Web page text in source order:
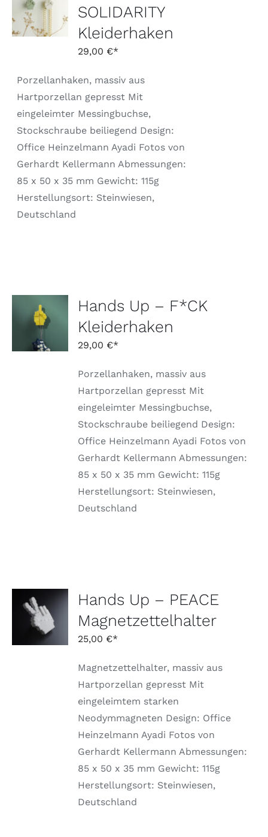
WÄHLEN
DIESES
PRODUKT
WEIST
MEHRERE
DIE
OPTIONEN
KÖNNEN
AUF
DER
PRODUKTSEITE
GEWÄHLT
WERDEN
DETAILS
SOLIDARITY
Kleiderhaken
29,00 €
Porzellanhaken, massiv aus
Hartporzellan gepresst Mit
eingeleimter Messingbuchse,
Stockschraube beiliegend Design:
Office Heinzelmann Ayadi Fotos von
Gerhardt Kellermann Abmessungen:
85 x 50 x 35 mm Gewicht: 115g
Herstellungsort: Steinwiesen,
Deutschland
AUSFÜHRUNG
WÄHLEN
DIESES
PRODUKT
WEIST
VARIANTEN
OPTIONEN
PRODUKTSEITE
/
DETAILS
Hands Up – F*CK
Kleiderhaken
29,00 €
Porzellanhaken, massiv aus
Hartporzellan gepresst Mit
eingeleimter Messingbuchse,
Stockschraube beiliegend Design:
Office Heinzelmann Ayadi Fotos von
Gerhardt Kellermann Abmessungen:
85 x 50 x 35 mm Gewicht: 115g
Herstellungsort: Steinwiesen,
Deutschland
AUSFÜHRUNG
WÄHLEN
DIESES
PRODUKT
WEIST
VARIANTEN
OPTIONEN
PRODUKTSEITE
/
DETAILS
Hands Up – PEACE
Magnetzettelhalter
25,00 €
Magnetzettelhalter, massiv aus
Hartporzellan gepresst Mit
eingeleimtem starken
Neodymmagneten Design: Office
Heinzelmann Ayadi Fotos von
Gerhardt Kellermann Abmessungen:
85 x 50 x 35 mm Gewicht: 115g
Herstellungsort: Steinwiesen,
Deutschland